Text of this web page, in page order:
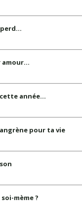
perd…
amour…
cette année…
pour ta vie
mème ?